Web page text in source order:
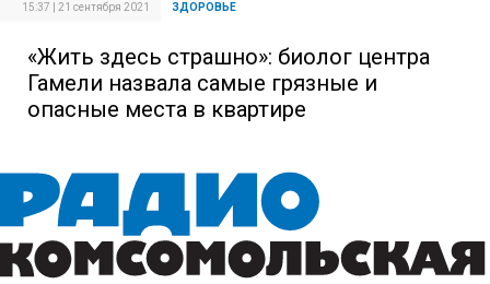
15:37 | 21 сентября 2021 ЗДОРОВЬЕ
«Жить здесь страшно»: биолог центра
Гамели назвала самые грязные и
опасные места в квартире